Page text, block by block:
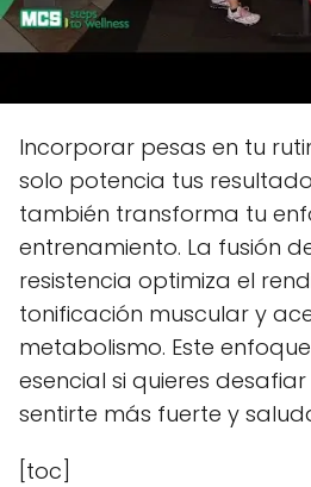
Incorporar pesas en tu
solo potencia tus
también transforma tu
entrenamiento. La fusión
resistencia optimiza el
tonificación muscular y
metabolismo. Este
esencial si quieres
sentirte más fuerte y
[toc]